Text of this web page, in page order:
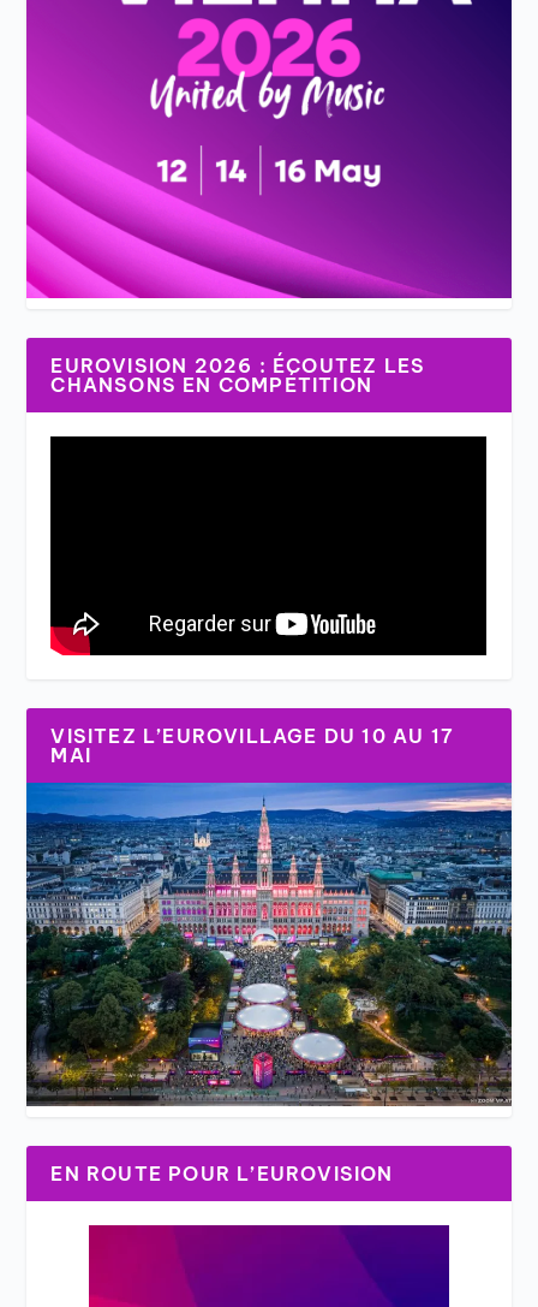
EUROVISION 2026 : ÉCOUTEZ LES
CHANSONS EN COMPÉTITION
VISITEZ L’EUROVILLAGE DU 10 AU 17
MAI
EN ROUTE POUR L’EUROVISION